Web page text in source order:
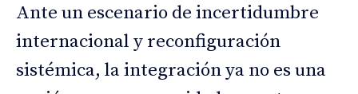
Ante un escenario de incertidumbre
internacional y reconfiguración
sistémica, la integración ya no es una